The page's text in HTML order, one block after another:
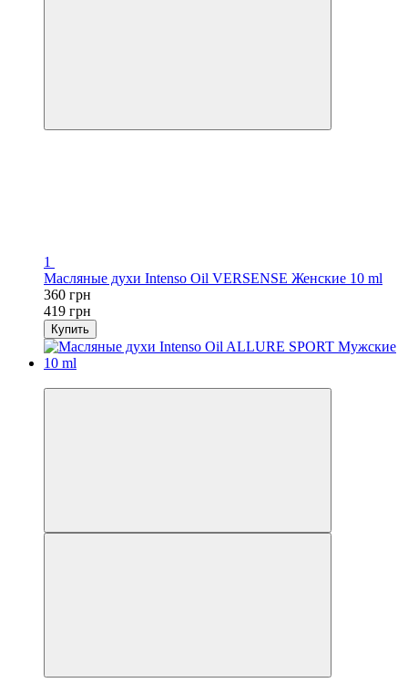
1
Масляные духи Intenso Oil VERSENSE Женские 10 ml
360 грн
419 грн
Купить